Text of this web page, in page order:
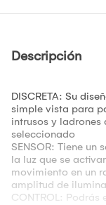
Descripción
DISCRETA: Su
simple vista para
intrusos y
seleccionado
SENSOR: Tiene
la luz que se
movimiento en un
amplitud de
CONTROL: